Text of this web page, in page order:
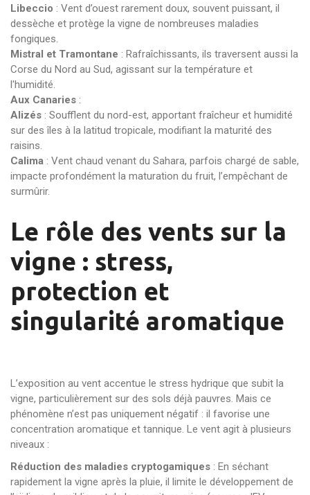
Libeccio : Vent d’ouest rarement doux, souvent puissant, il
dessèche et protège la vigne de nombreuses maladies
fongiques.
Mistral et Tramontane : Rafraîchissants, ils traversent aussi la
Corse du Nord au Sud, agissant sur la température et
l'humidité.
Aux Canaries :
Alizés : Soufflent du nord-est, apportant fraîcheur et humidité
sur des îles à la latitud tropicale, modifiant la maturité des
raisins.
Calima : Vent chaud venant du Sahara, parfois chargé de sable,
impacte profondément la maturation du fruit, l’empêchant de
surmûrir.
Le rôle des vents sur la
vigne : stress,
protection et
singularité aromatique
L’exposition au vent accentue le stress hydrique que subit la
vigne, particulièrement sur des sols déjà pauvres. Mais ce
phénomène n’est pas uniquement négatif : il favorise une
concentration aromatique et tannique. Le vent agit à plusieurs
niveaux :
Réduction des maladies cryptogamiques : En séchant
rapidement la vigne après la pluie, il limite le développement de